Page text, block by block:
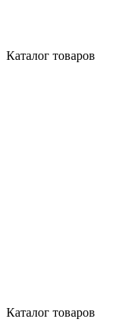
Каталог товаров
Каталог товаров